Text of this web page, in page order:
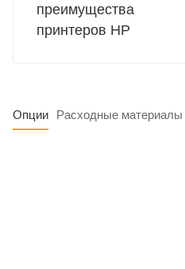
преимущества
принтеров HP
Опции Расходные материалы